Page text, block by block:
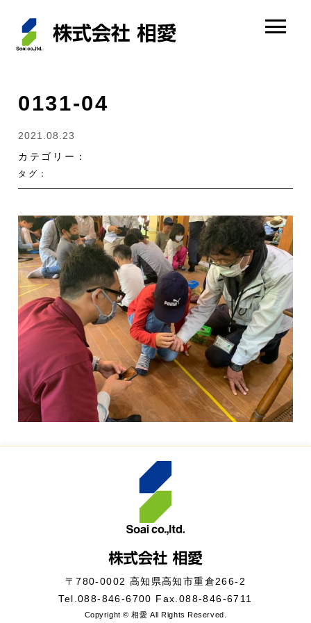
0131-04
2021.08.23
カテゴリー：
タグ：
〒780-0002 高知県高知市重倉266-2
Tel.088-846-6700 Fax.088-846-6711
Copyright © 相愛 All Rights Reserved.